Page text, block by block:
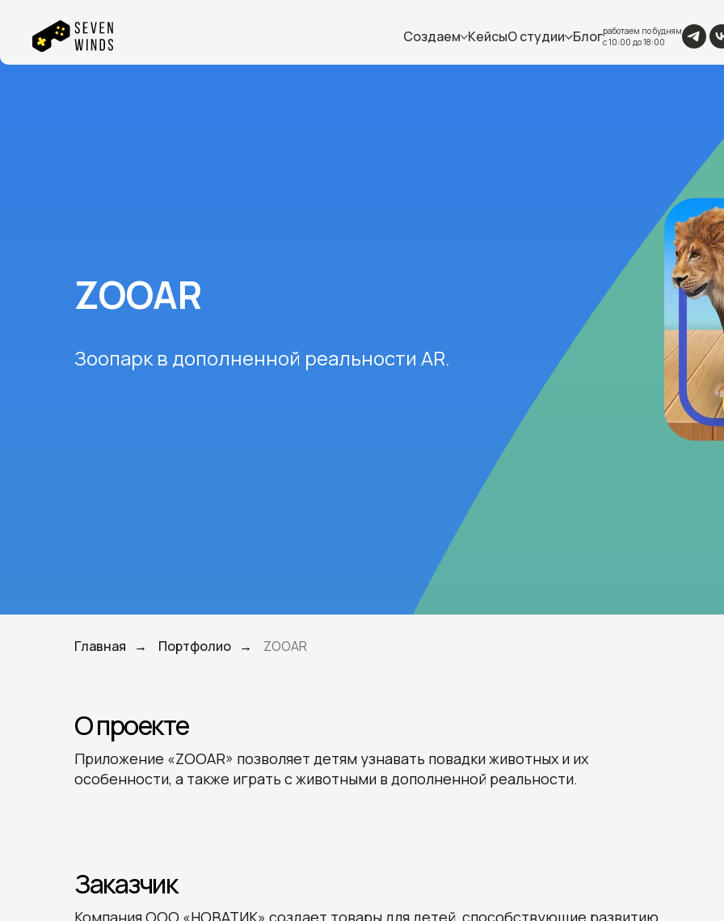
Создаем КейсыО студии Блогработаем по будням
с 10:00 до 18:00
ZOOAR
Зоопарк в дополненной реальности AR.
Главная → Портфолио → ZOOAR
О проекте
Приложение «ZOOAR» позволяет детям узнавать повадки животных и их
особенности, а также играть с животными в дополненной реальности.
Заказчик
Компания ООО «НОВАТИК» создает товары для детей, способствующие развитию